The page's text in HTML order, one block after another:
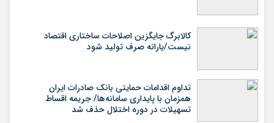
کالابرگ جایگزین اصلاحات ساختاری اقتصاد
نیست/یارانه صرف تولید شود
تداوم اقدامات حمایتی بانک صادرات ایران
همزمان با پایداری سامانه‌ها/ جریمه اقساط
تسهیلات در دوره اختلال حذف شد